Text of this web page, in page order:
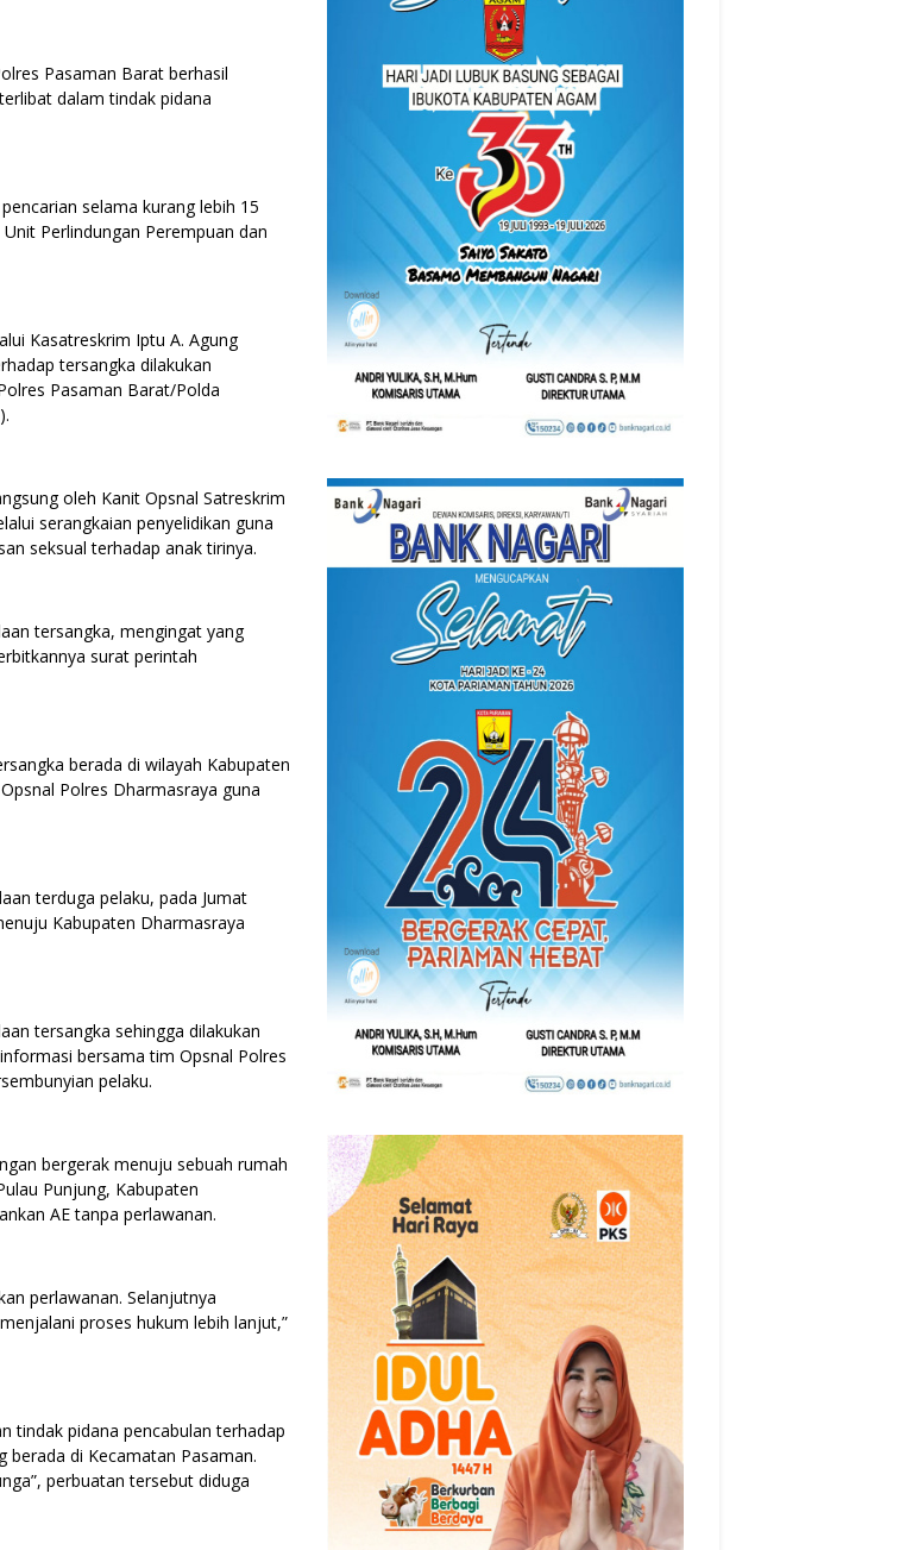
Pasaman Barat berhasil
dalam tindak pidana
selama kurang lebih 15
Perlindungan Perempuan dan
Kasatreskrim Iptu A. Agung
tersangka dilakukan
Pasaman Barat/Polda
oleh Kanit Opsnal Satreskrim
serangkaian penyelidikan guna
seksual terhadap anak tirinya.
tersangka, mengingat yang
surat perintah
berada di wilayah Kabupaten
Polres Dharmasraya guna
terduga pelaku, pada Jumat
Kabupaten Dharmasraya
tersangka sehingga dilakukan
bersama tim Opsnal Polres
pelaku.
bergerak menuju sebuah rumah
Punjung, Kabupaten
AE tanpa perlawanan.
perlawanan. Selanjutnya
proses hukum lebih lanjut,”
tindak pidana pencabulan terhadap
berada di Kecamatan Pasaman.
perbuatan tersebut diduga